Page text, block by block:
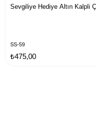
Sevgiliye Hediye Altın Kalpli
SS-59
₺475,00